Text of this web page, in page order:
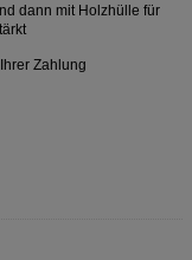
dann mit Holzhülle für
Zahlung